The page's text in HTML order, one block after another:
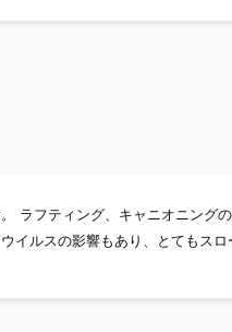
ラフティング、キャニオニング
イルスの影響もあり、とてもス